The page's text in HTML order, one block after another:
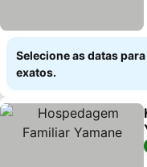
Selecione as datas
exatos.